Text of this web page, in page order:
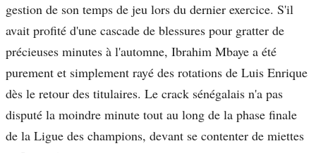
gestion de son temps de jeu lors du dernier exercice. S'il
avait profité d'une cascade de blessures pour gratter de
précieuses minutes à l'automne, Ibrahim Mbaye a été
purement et simplement rayé des rotations de Luis Enrique
dès le retour des titulaires. Le crack sénégalais n'a pas
disputé la moindre minute tout au long de la phase finale
de la Ligue des champions, devant se contenter de miettes